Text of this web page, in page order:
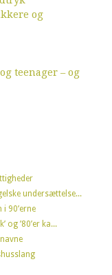
og
teenager – og
undersættelse...
90’erne
og ’80’er ka...